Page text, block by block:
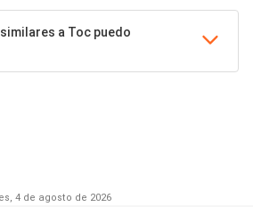
a Toc puedo
4 de agosto de 2026